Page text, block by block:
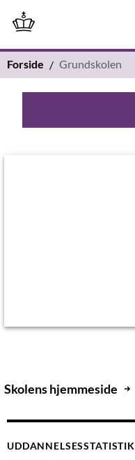
Forside Grundskolen
Skolens hjemmeside
UDDANNELSESSTATISTIK